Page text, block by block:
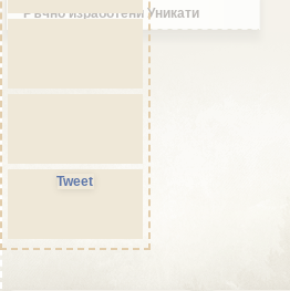
Ръчно изработени Уникати
Tweet